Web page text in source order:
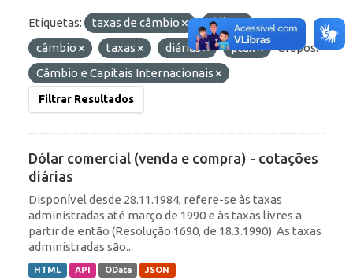
Etiquetas: taxas de câmbio
dólar
câmbio
taxas diárias ptax
Grupos:
Câmbio e Capitais Internacionais
Filtrar Resultados
Dólar comercial (venda e compra) - cotações
diárias
Disponível desde 28.11.1984, refere-se às taxas
administradas até março de 1990 e às taxas livres a
partir de então (Resolução 1690, de 18.3.1990). As taxas
administradas são...
HTML API OData JSON